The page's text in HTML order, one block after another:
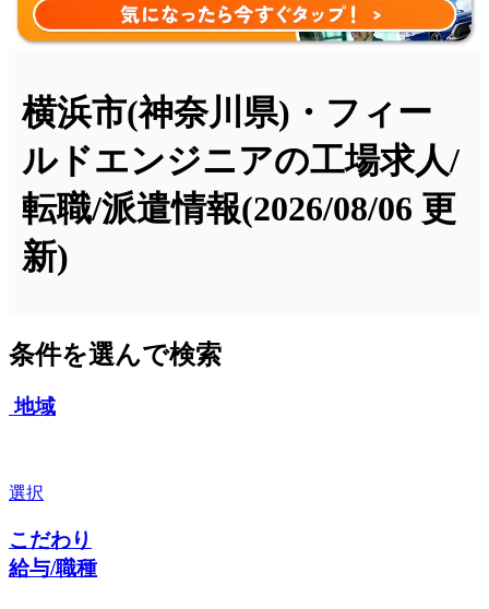
横浜市(神奈川県)・フィー
ルドエンジニアの工場求人/
転職/派遣情報(2026/08/06 更
新)
条件を選んで検索
地域
選択
こだわり
給与/職種